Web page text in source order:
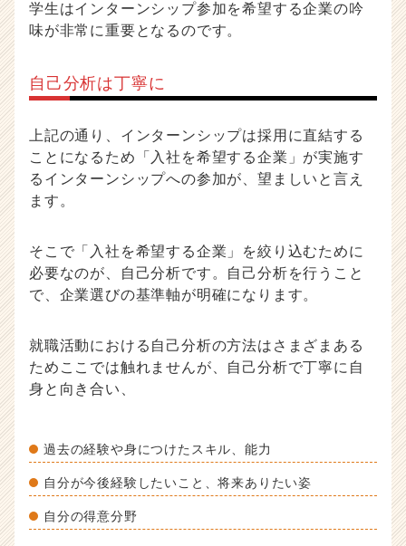
学生はインターンシップ参加を希望する企業の吟
味が非常に重要となるのです。
自己分析は丁寧に
上記の通り、インターンシップは採用に直結する
ことになるため「入社を希望する企業」が実施す
るインターンシップへの参加が、望ましいと言え
ます。
そこで「入社を希望する企業」を絞り込むために
必要なのが、自己分析です。自己分析を行うこと
で、企業選びの基準軸が明確になります。
就職活動における自己分析の方法はさまざまある
ためここでは触れませんが、自己分析で丁寧に自
身と向き合い、
過去の経験や身につけたスキル、能力
自分が今後経験したいこと、将来ありたい姿
自分の得意分野